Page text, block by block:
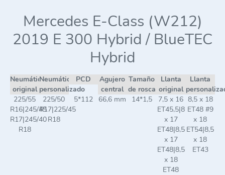
Mercedes E-Class (W212)
2019 E 300 Hybrid / BlueTEC
Hybrid
Neumático
original
Neumático
personalizado
PCD
Agujero
central
Tamaño
de rosca
Llanta
original
Llanta
225/55
R16|245/45
R17|245/40
R18
225/50
R17|225/45
R18
5*112 66,6 mm 14*1,5
7,5 x 16
ET45,5|8
x 17
ET48|8,5
x 17
ET48|8,5
x 18
ET48
8,5 x 18
ET48 #9
x 18
ET54|8,5
x 18
ET43